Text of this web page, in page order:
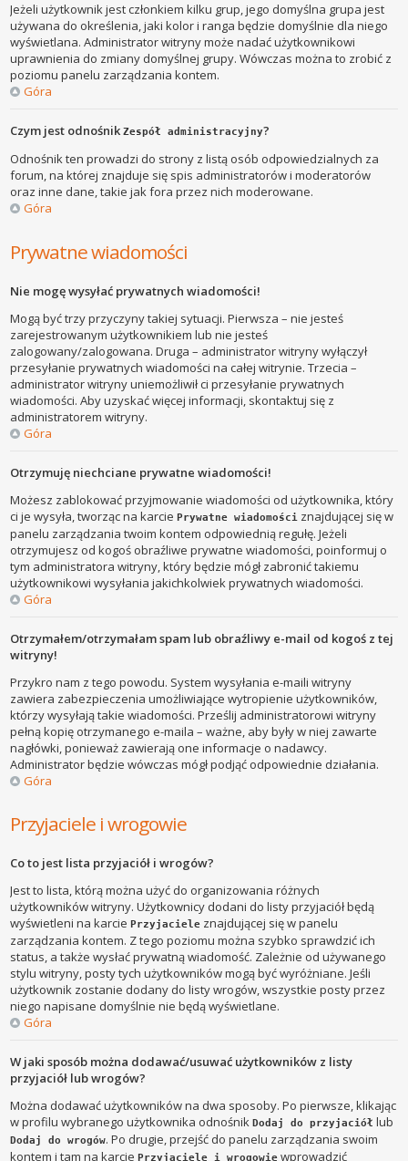
Jeżeli użytkownik jest członkiem kilku grup, jego domyślna grupa jest
używana do określenia, jaki kolor i ranga będzie domyślnie dla niego
wyświetlana. Administrator witryny może nadać użytkownikowi
uprawnienia do zmiany domyślnej grupy. Wówczas można to zrobić z
poziomu panelu zarządzania kontem.
Góra
Czym jest odnośnikZespół administracyjny?
Odnośnik ten prowadzi do strony z listą osób odpowiedzialnych za
forum, na której znajduje się spis administratorów i moderatorów
oraz inne dane, takie jak fora przez nich moderowane.
Góra
Prywatne wiadomości
Nie mogę wysyłać prywatnych wiadomości!
Mogą być trzy przyczyny takiej sytuacji. Pierwsza – nie jesteś
zarejestrowanym użytkownikiem lub nie jesteś
zalogowany/zalogowana. Druga – administrator witryny wyłączył
przesyłanie prywatnych wiadomości na całej witrynie. Trzecia –
administrator witryny uniemożliwił ci przesyłanie prywatnych
wiadomości. Aby uzyskać więcej informacji, skontaktuj się z
administratorem witryny.
Góra
Otrzymuję niechciane prywatne wiadomości!
Możesz zablokować przyjmowanie wiadomości od użytkownika, który
ci je wysyła, tworząc na karciePrywatne wiadomości znajdującej się w
panelu zarządzania twoim kontem odpowiednią regułę. Jeżeli
otrzymujesz od kogoś obraźliwe prywatne wiadomości, poinformuj o
tym administratora witryny, który będzie mógł zabronić takiemu
użytkownikowi wysyłania jakichkolwiek prywatnych wiadomości.
Góra
Otrzymałem/otrzymałam spam lub obraźliwy e-mail od kogoś z tej
witryny!
Przykro nam z tego powodu. System wysyłania e-maili witryny
zawiera zabezpieczenia umożliwiające wytropienie użytkowników,
którzy wysyłają takie wiadomości. Prześlij administratorowi witryny
pełną kopię otrzymanego e-maila – ważne, aby były w niej zawarte
nagłówki, ponieważ zawierają one informacje o nadawcy.
Administrator będzie wówczas mógł podjąć odpowiednie działania.
Góra
Przyjaciele i wrogowie
Co to jest lista przyjaciół i wrogów?
Jest to lista, którą można użyć do organizowania różnych
użytkowników witryny. Użytkownicy dodani do listy przyjaciół będą
wyświetleni na karciePrzyjaciele znajdującej się w panelu
zarządzania kontem. Z tego poziomu można szybko sprawdzić ich
status, a także wysłać prywatną wiadomość. Zależnie od używanego
stylu witryny, posty tych użytkowników mogą być wyróżniane. Jeśli
użytkownik zostanie dodany do listy wrogów, wszystkie posty przez
niego napisane domyślnie nie będą wyświetlane.
Góra
W jaki sposób można dodawać/usuwać użytkowników z listy
przyjaciół lub wrogów?
Można dodawać użytkowników na dwa sposoby. Po pierwsze, klikając
w profilu wybranego użytkownika odnośnikDodaj do przyjaciół lub
Dodaj do wrogów. Po drugie, przejść do panelu zarządzania swoim
kontem i tam na karciePrzyjaciele i wrogowie wprowadzić